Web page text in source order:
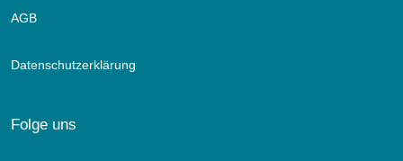
AGB
Datenschutzerklärung
Folge uns